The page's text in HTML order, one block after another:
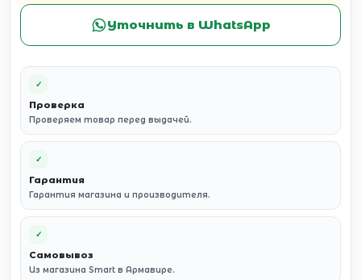
Уточнить в WhatsApp
✓
Проверка
Проверяем товар перед выдачей.
✓
Гарантия
Гарантия магазина и производителя.
✓
Самовывоз
Из магазина Smart в Армавире.